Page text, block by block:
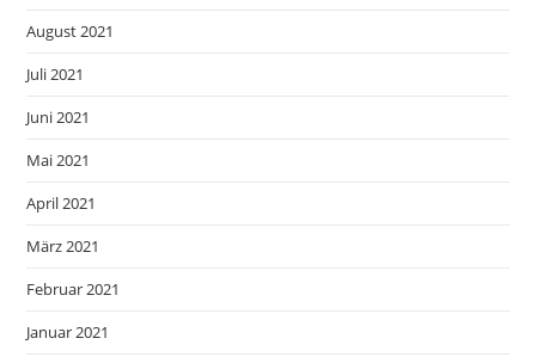
August 2021
Juli 2021
Juni 2021
Mai 2021
April 2021
März 2021
Februar 2021
Januar 2021